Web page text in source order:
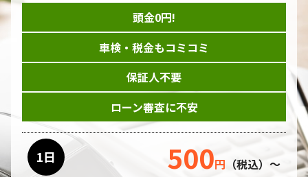
頭金0円!
車検・税金もコミコミ
保証人不要
ローン審査に不安
1日 500円 （税込）～